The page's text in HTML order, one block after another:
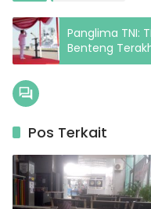
Panglima TNI:
Benteng
Pos Terkait